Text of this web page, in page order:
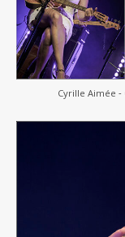
Cyrille Aimée